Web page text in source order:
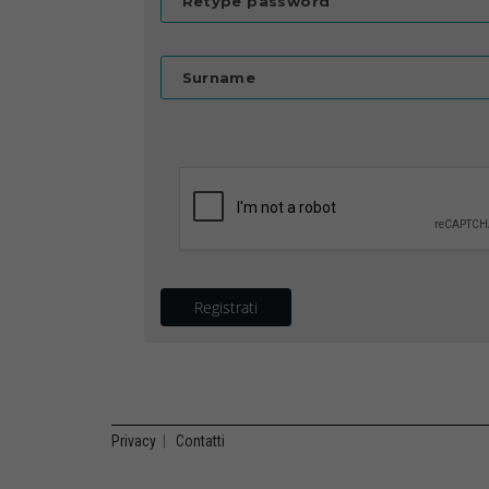
Surname
Registrati
Privacy Contatti